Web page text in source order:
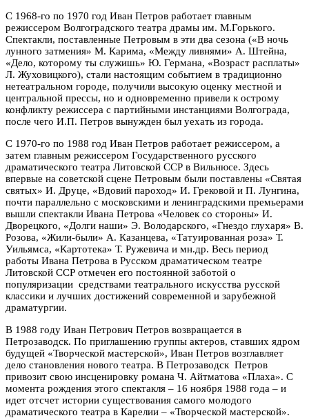
С 1968-го по 1970 год Иван Петров работает главным
режиссером Волгоградского театра драмы им. М.Горького.
Спектакли, поставленные Петровым в эти два сезона («В ночь
лунного затмения» М. Карима, «Между ливнями» А. Штейна,
«Дело, которому ты служишь» Ю. Германа, «Возраст расплаты»
Л. Жуховицкого), стали настоящим событием в традиционно
нетеатральном городе, получили высокую оценку местной и
центральной прессы, но и одновременно привели к острому
конфликту режиссера с партийными инстанциями Волгограда,
после чего И.П. Петров вынужден был уехать из города.
С 1970-го по 1988 год Иван Петров работает режиссером, а
затем главным режиссером Государственного русского
драматического театра Литовской ССР в Вильнюсе. Здесь
впервые на советской сцене Петровым были поставлены «Святая
святых» И. Друце, «Вдовий пароход» И. Грековой и П. Лунгина,
почти параллельно с московскими и ленинградскими премьерами
вышли спектакли Ивана Петрова «Человек со стороны» И.
Дворецкого, «Долги наши» Э. Володарского, «Гнездо глухаря» В.
Розова, «Жили-были» А. Казанцева, «Татуированная роза» Т.
Уильямса, «Картотека» Т. Ружевича и мн.др. Весь период
работы Ивана Петрова в Русском драматическом театре
Литовской ССР отмечен его постоянной заботой о
популяризации средствами театрального искусства русской
классики и лучших достижений современной и зарубежной
драматургии.
В 1988 году Иван Петрович Петров возвращается в
Петрозаводск. По приглашению группы актеров, ставших ядром
будущей «Творческой мастерской», Иван Петров возглавляет
дело становления нового театра. В Петрозаводск Петров
привозит свою инсценировку романа Ч. Айтматова «Плаха». С
момента рождения этого спектакля – 16 ноября 1988 года – и
идет отсчет истории существования самого молодого
драматического театра в Карелии – «Творческой мастерской».